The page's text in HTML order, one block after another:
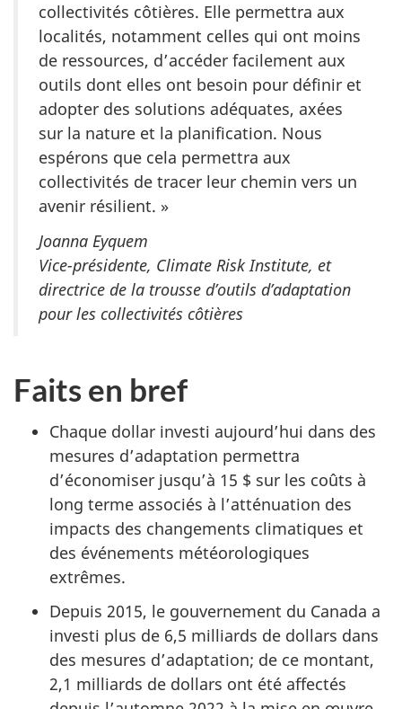
collectivités côtières. Elle permettra aux
localités, notamment celles qui ont moins
de ressources, d’accéder facilement aux
outils dont elles ont besoin pour définir et
adopter des solutions adéquates, axées
sur la nature et la planification. Nous
espérons que cela permettra aux
collectivités de tracer leur chemin vers un
avenir résilient. »
Joanna Eyquem
Vice-présidente, Climate Risk Institute, et
directrice de la trousse d’outils d’adaptation
pour les collectivités côtières
Faits en bref
Chaque dollar investi aujourd’hui dans des
mesures d’adaptation permettra
d’économiser jusqu’à 15 $ sur les coûts à
long terme associés à l’atténuation des
impacts des changements climatiques et
des événements météorologiques
extrêmes.
Depuis 2015, le gouvernement du Canada a
investi plus de 6,5 milliards de dollars dans
des mesures d’adaptation; de ce montant,
2,1 milliards de dollars ont été affectés